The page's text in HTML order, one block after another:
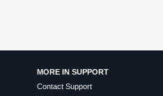
MORE IN SUPPORT
Contact Support